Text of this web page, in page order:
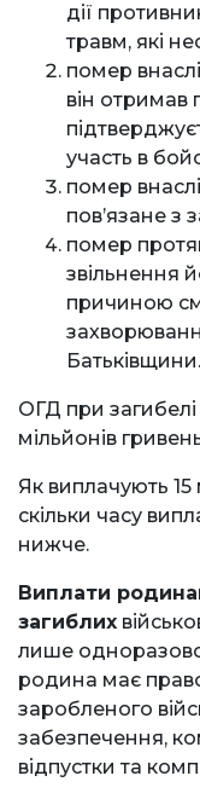
дії
травм, які
помер
він отримав
участь в
помер
повʼязане з
помер
звільнення
причиною
Батьківщини.
ОГД при
мільйонів
Як виплачують 15
скільки часу
нижче.
Виплати
загиблих
лише
родина має
заробленого
забезпечення,
відпустки та